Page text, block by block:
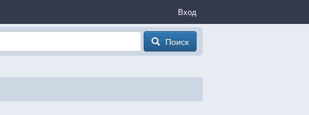
Вход
Поиск